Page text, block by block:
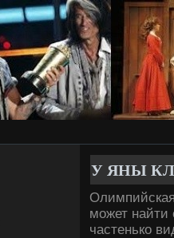
У ЯНЫ
может найти
частенько